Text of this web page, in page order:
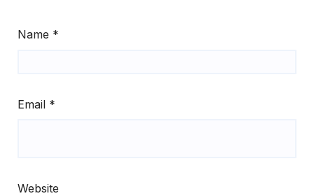
Name *
Email *
Website